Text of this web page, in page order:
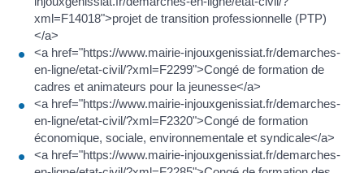
xml=F14018">projet de transition professionnelle (PTP)
</a>
<a href="https://www.mairie-injouxgenissiat.fr/demarches-
en-ligne/etat-civil/?xml=F2299">Congé de formation de
cadres et animateurs pour la jeunesse</a>
<a href="https://www.mairie-injouxgenissiat.fr/demarches-
en-ligne/etat-civil/?xml=F2320">Congé de formation
économique, sociale, environnementale et syndicale</a>
<a href="https://www.mairie-injouxgenissiat.fr/demarches-